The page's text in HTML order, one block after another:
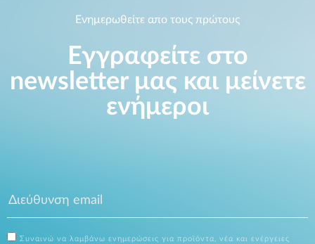
Ενημερωθείτε απο τους πρώτους
Εγγραφείτε στο
newsletter μας και μείνετε
ενήμεροι
Συναινώ να λαμβάνω ενημερώσεις για προϊόντα, νέα και ενέργειες